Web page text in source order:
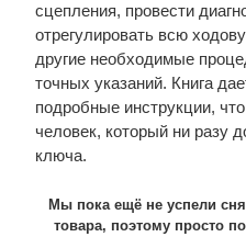
сцепления, провести
отрегулировать всю
другие необходимые
точных указаний. Книга
подробные инструкции,
человек, который ни разу
ключа.
Мы пока ещё не успели
товара, поэтому просто